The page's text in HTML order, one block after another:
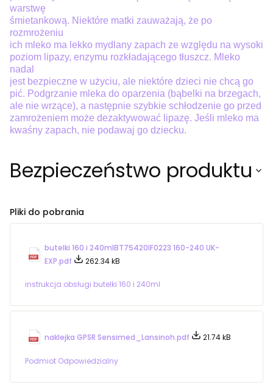
warstwę
śmietankową. Niektóre matki zauważają, że po
rozmrożeniu
ich mleko ma lekko mydlany zapach ze względu na wysoki
poziom lipazy, enzymu rozkładającego tłuszcz. Mleko
nadal
jest bezpieczne w użyciu, ale niektóre dzieci nie chcą go
pić. Podgrzanie mleka do oparzenia (bąbelki na brzegach,
ale nie wrzące), a następnie szybkie schłodzenie go przed
zamrożeniem może dezaktywować lipazę. Jeśli mleko ma
kwaśny zapach, nie podawaj go dziecku.
Bezpieczeństwo produktu
Pliki do pobrania
butelki 160 i 240mlBT75420IF0223 160-240 UK-
EXP.pdf
262.34 kB
instrukcja obsługi butelki 160 i 240ml
naklejka GPSR Sensimed_Lansinoh.pdf 21.74 kB
Podmiot Odpowiedzialny